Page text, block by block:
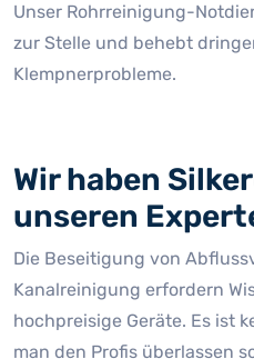
Unser Rohrreinigung-
zur Stelle und behebt
Klempnerprobleme.
Wir haben
unseren
Die Beseitigung von
Kanalreinigung erfordern
hochpreisige Geräte. Es ist
man den Profis überlassen